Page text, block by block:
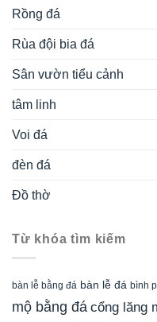
Rồng đá
Rùa đội bia đá
Sân vườn tiểu cảnh
tâm linh
Voi đá
đèn đá
Đồ thờ
Từ khóa tìm kiếm
bàn lễ bằng đá bàn lễ đá bình
mộ bằng đá cổng lăng